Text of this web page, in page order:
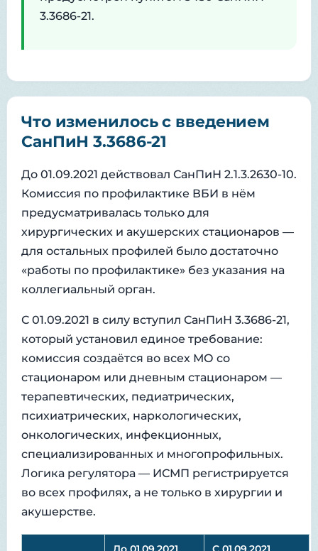
3.3686-21.
Что изменилось с введением
СанПиН 3.3686-21
До 01.09.2021 действовал СанПиН 2.1.3.2630-10.
Комиссия по профилактике ВБИ в нём
предусматривалась только для
хирургических и акушерских стационаров —
для остальных профилей было достаточно
«работы по профилактике» без указания на
коллегиальный орган.
С 01.09.2021 в силу вступил СанПиН 3.3686-21,
который установил единое требование:
комиссия создаётся во всех МО со
стационаром или дневным стационаром —
терапевтических, педиатрических,
психиатрических, наркологических,
онкологических, инфекционных,
специализированных и многопрофильных.
Логика регулятора — ИСМП регистрируется
во всех профилях, а не только в хирургии и
акушерстве.